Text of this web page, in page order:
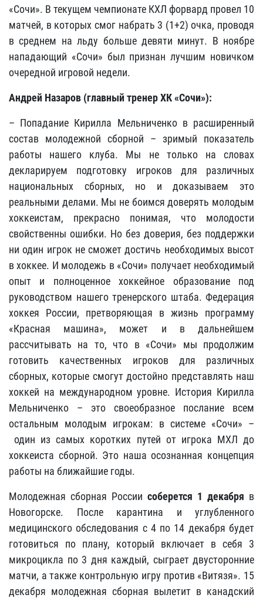
«Сочи». В текущем чемпионате КХЛ форвард провел 10
матчей, в которых смог набрать 3 (1+2) очка, проводя
в среднем на льду больше девяти минут. В ноябре
нападающий «Сочи» был признан лучшим новичком
очередной игровой недели.
Андрей Назаров (главный тренер ХК «Сочи»):
– Попадание Кирилла Мельниченко в расширенный
состав молодежной сборной – зримый показатель
работы нашего клуба. Мы не только на словах
декларируем подготовку игроков для различных
национальных сборных, но и доказываем это
реальными делами. Мы не боимся доверять молодым
хоккеистам, прекрасно понимая, что молодости
свойственны ошибки. Но без доверия, без поддержки
ни один игрок не сможет достичь необходимых высот
в хоккее. И молодежь в «Сочи» получает необходимый
опыт и полноценное хоккейное образование под
руководством нашего тренерского штаба. Федерация
хоккея России, претворяющая в жизнь программу
«Красная машина», может и в дальнейшем
рассчитывать на то, что в «Сочи» мы продолжим
готовить качественных игроков для различных
сборных, которые смогут достойно представлять наш
хоккей на международном уровне. История Кирилла
Мельниченко – это своеобразное послание всем
остальным молодым игрокам: в системе «Сочи» –
один из самых коротких путей от игрока МХЛ до
хоккеиста сборной. Это наша осознанная концепция
работы на ближайшие годы.
Молодежная сборная России соберется 1 декабря в
Новогорске. После карантина и углубленного
медицинского обследования с 4 по 14 декабря будет
готовиться по плану, который включает в себя 3
микроцикла по 3 дня каждый, сыграет двусторонние
матчи, а также контрольную игру против «Витязя». 15
декабря молодежная сборная вылетит в канадский